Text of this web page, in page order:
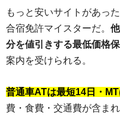
もっと安いサイトがあっ
合宿免許マイスターだ。
分を値引きする最低価格
案内を受けられる。
普通車ATは最短14日・MT
費・食費・交通費が含ま